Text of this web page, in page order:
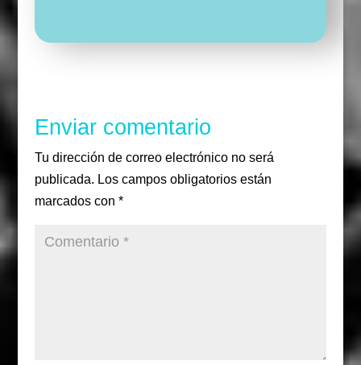
Enviar comentario
Tu dirección de correo electrónico no será
publicada. Los campos obligatorios están
marcados con *